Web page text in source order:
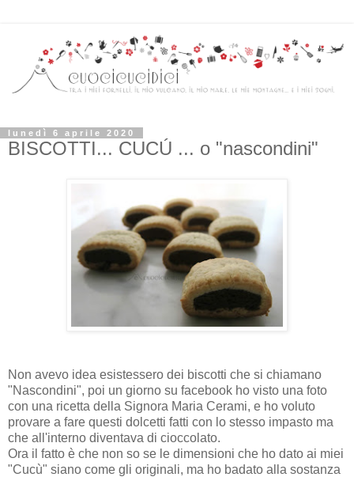
lunedì 6 aprile 2020
BISCOTTI... CUCÚ ... o "nascondini"
Non avevo idea esistessero dei biscotti che si chiamano
"Nascondini", poi un giorno su facebook ho visto una foto
con una ricetta della Signora Maria Cerami, e ho voluto
provare a fare questi dolcetti fatti con lo stesso impasto ma
che all'interno diventava di cioccolato.
Ora il fatto è che non so se le dimensioni che ho dato ai miei
"Cucù" siano come gli originali, ma ho badato alla sostanza